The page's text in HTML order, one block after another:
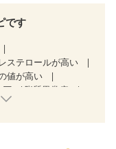
です
ステロールが高い
値が高い
圧
脂質異常症
解期）